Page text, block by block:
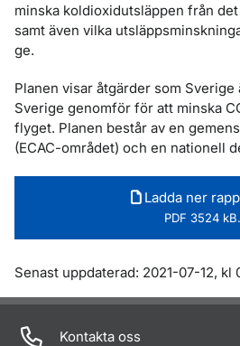
minska koldioxidutsläppen från
samt även vilka
ge.
Planen visar åtgärder som
Sverige genomför för att minska
flyget. Planen består av en
(ECAC-området) och en nationell
Ladda ner
PDF 3524 kB.
Om sidan
Senast uppdaterad: 2021-07-12, kl
Kontakta oss